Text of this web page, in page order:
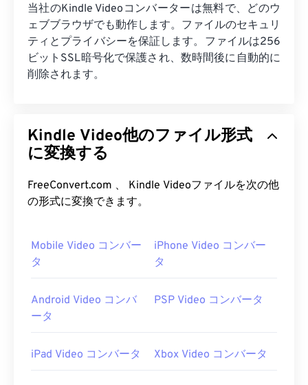
当社のKindle Videoコンバーターは無料で、どのウ
ェブブラウザでも動作します。ファイルのセキュリ
ティとプライバシーを保証します。ファイルは256
ビットSSL暗号化で保護され、数時間後に自動的に
削除されます。
Kindle Video他のファイル形式
に変換する
FreeConvert.com 、 Kindle Videoファイルを次の他
の形式に変換できます。
Mobile Video コンバー
タ
iPhone Video コンバー
タ
Android Video コンバ
ータ
PSP Video コンバータ
iPad Video コンバータ Xbox Video コンバータ